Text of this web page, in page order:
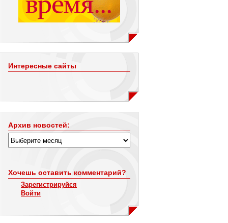
Интересные сайты
Архив новостей:
Хочешь оставить комментарий?
Зарегистрируйся
Войти